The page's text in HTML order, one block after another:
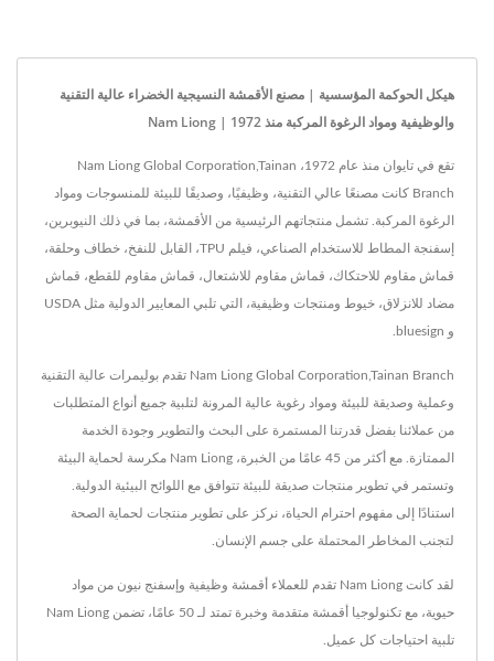
هيكل الحوكمة المؤسسية | مصنع الأقمشة النسيجية الخضراء عالية التقنية
والوظيفية ومواد الرغوة المركبة منذ 1972 | Nam Liong
تقع في تايوان منذ عام 1972، Nam Liong Global Corporation,Tainan
Branch كانت مصنعًا عالي التقنية، وظيفيًا، وصديقًا للبيئة للمنسوجات ومواد
الرغوة المركبة. تشمل منتجاتهم الرئيسية من الأقمشة، بما في ذلك النيوبرين،
إسفنجة المطاط للاستخدام الصناعي، فيلم TPU، القابل للنفخ، خطاف وحلقة،
قماش مقاوم للاحتكاك، قماش مقاوم للاشتعال، قماش مقاوم للقطع، قماش
مضاد للانزلاق، خيوط ومنتجات وظيفية، التي تلبي المعايير الدولية مثل USDA
و bluesign.
Nam Liong Global Corporation,Tainan Branch تقدم بوليمرات عالية التقنية
وعملية وصديقة للبيئة ومواد رغوية عالية المرونة لتلبية جميع أنواع المتطلبات
من عملائنا بفضل قدرتنا المستمرة على البحث والتطوير وجودة الخدمة
الممتازة. مع أكثر من 45 عامًا من الخبرة، Nam Liong مكرسة لحماية البيئة
وتستمر في تطوير منتجات صديقة للبيئة تتوافق مع اللوائح البيئية الدولية.
استنادًا إلى مفهوم احترام الحياة، نركز على تطوير منتجات لحماية الصحة
لتجنب المخاطر المحتملة على جسم الإنسان.
لقد كانت Nam Liong تقدم للعملاء أقمشة وظيفية وإسفنج نيون من مواد
حيوية، مع تكنولوجيا أقمشة متقدمة وخبرة تمتد لـ 50 عامًا، تضمن Nam Liong
تلبية احتياجات كل عميل.